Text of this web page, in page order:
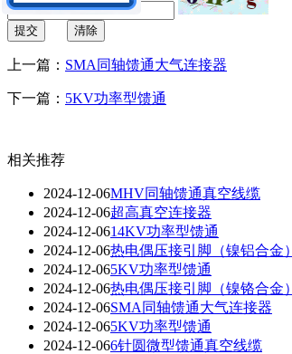
提交 清除
上一篇： SMA同轴馈通大气连接器
下一篇： 5KV功率型馈通
相关推荐
2024-12-06MHV同轴馈通真空线缆
2024-12-06超高真空连接器
2024-12-0614KV功率型馈通
2024-12-06热电偶压接引脚（镍铝合金）
2024-12-065KV功率型馈通
2024-12-06热电偶压接引脚（镍铬合金）
2024-12-06SMA同轴馈通大气连接器
2024-12-065KV功率型馈通
2024-12-066针圆微型馈通真空线缆